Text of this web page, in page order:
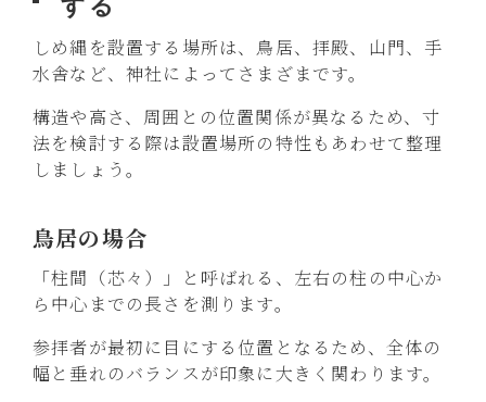
する
しめ縄を設置する場所は、鳥居、拝殿、山門、手
水舎など、神社によってさまざまです。
構造や高さ、周囲との位置関係が異なるため、寸
法を検討する際は設置場所の特性もあわせて整理
しましょう。
鳥居の場合
「柱間（芯々）」と呼ばれる、左右の柱の中心か
ら中心までの長さを測ります。
参拝者が最初に目にする位置となるため、全体の
幅と垂れのバランスが印象に大きく関わります。